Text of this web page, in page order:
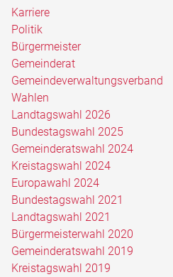
Karriere
Politik
Bürgermeister
Gemeinderat
Gemeindeverwaltungsverband
Wahlen
Landtagswahl 2026
Bundestagswahl 2025
Gemeinderatswahl 2024
Kreistagswahl 2024
Europawahl 2024
Bundestagswahl 2021
Landtagswahl 2021
Bürgermeisterwahl 2020
Gemeinderatswahl 2019
Kreistagswahl 2019